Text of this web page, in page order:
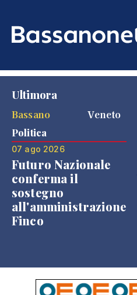
Ultimora
Bassano
Veneto
Politica
07 ago 2026
Futuro Nazionale
conferma il
sostegno
all'amministrazione
Finco